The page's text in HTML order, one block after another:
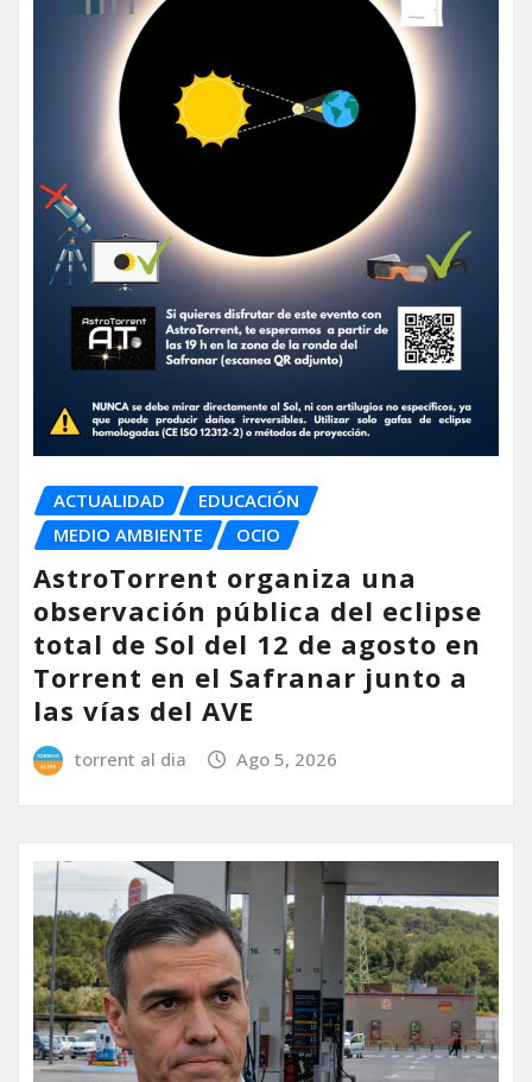
ACTUALIDAD
EDUCACIÓN
MEDIO AMBIENTE
OCIO
AstroTorrent organiza una
observación pública del eclipse
total de Sol del 12 de agosto en
Torrent en el Safranar junto a
las vías del AVE
torrent al dia Ago 5, 2026